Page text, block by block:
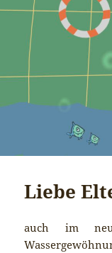
Liebe
auch im